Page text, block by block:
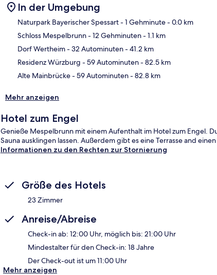
In der Umgebung
Naturpark Bayerischer Spessart- 1 Gehminute- 0.0 km
Schloss Mespelbrunn- 12 Gehminuten- 1.1 km
Dorf Wertheim- 32 Autominuten- 41.2 km
Residenz Würzburg - 59 Autominuten- 82.5 km
Alte Mainbrücke- 59 Autominuten- 82.8 km
Mehr anzeigen
Hotel zum Engel
Genieße Mespelbrunn mit einem Aufenthalt im Hotel zum Engel.
Sauna ausklingen lassen. Außerdem gibt es eine Terrasse and einen
Informationen zu den Rechten zur Stornierung
Größe des Hotels
23 Zimmer
Anreise/Abreise
Check-in ab: 12:00 Uhr, möglich bis: 21:00 Uhr
Mindestalter für den Check-in: 18 Jahre
Der Check-out ist um 11:00 Uhr
Mehr anzeigen